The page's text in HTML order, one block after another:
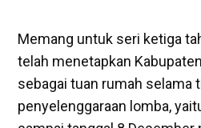
Memang untuk seri ketiga
telah menetapkan
sebagai tuan rumah selama
penyelenggaraan lomba,